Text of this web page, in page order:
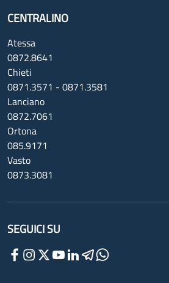
CENTRALINO
Atessa
0872.8641
Chieti
0871.3571 - 0871.3581
Lanciano
0872.7061
Ortona
085.9171
Vasto
0873.3081
SEGUICI SU